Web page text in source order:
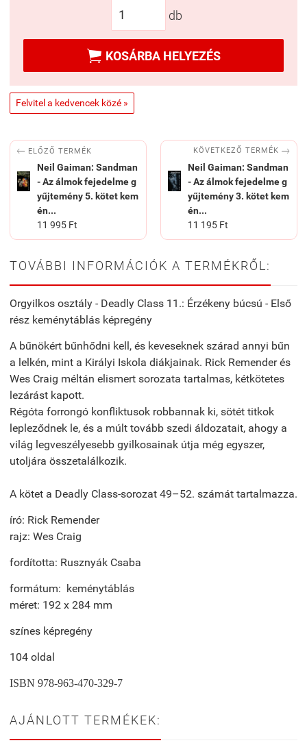
db
 KOSÁRBA HELYEZÉS
Felvitel a kedvencek közé »
 ELŐZŐ TERMÉK
Neil Gaiman: Sandman
- Az álmok fejedelme g
yűjtemény 5. kötet kem
én...
11 995 Ft
KÖVETKEZŐ TERMÉK 
Neil Gaiman: Sandman
- Az álmok fejedelme g
yűjtemény 3. kötet kem
én...
11 195 Ft
TOVÁBBI INFORMÁCIÓK A TERMÉKRŐL:
Orgyilkos osztály - Deadly Class 11.: Érzékeny búcsú - Első
rész keménytáblás képregény
A bűnökért bűnhődni kell, és keveseknek szárad annyi bűn
a lelkén, mint a Királyi Iskola diákjainak. Rick Remender és
Wes Craig méltán elismert sorozata tartalmas, kétkötetes
lezárást kapott.
Régóta forrongó konfliktusok robbannak ki, sötét titkok
lepleződnek le, és a múlt tovább szedi áldozatait, ahogy a
világ legveszélyesebb gyilkosainak útja még egyszer,
utoljára összetalálkozik.
A kötet a Deadly Class-sorozat 49–52. számát tartalmazza.
író: Rick Remender
rajz: Wes Craig
fordította: Rusznyák Csaba
formátum: keménytáblás
méret: 192 x 284 mm
színes képregény
104 oldal
ISBN 978-963-470-329-7
AJÁNLOTT TERMÉKEK: